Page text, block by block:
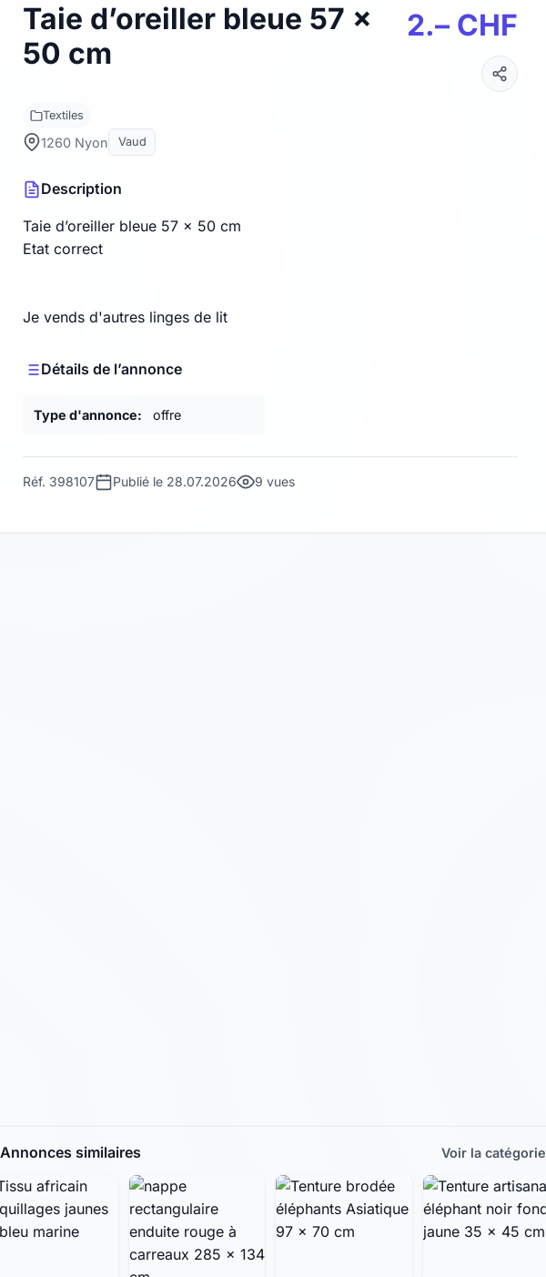
Taie d’oreiller bleue 57 x
50 cm
2.– CHF
Textiles
1260 Nyon Vaud
Description
Taie d’oreiller bleue 57 x 50 cm
Etat correct
Je vends d'autres linges de lit
Détails de l’annonce
Type d'annonce: offre
Réf. 398107 Publié le 28.07.2026 9 vues
Annonces similaires Voir la catégorie